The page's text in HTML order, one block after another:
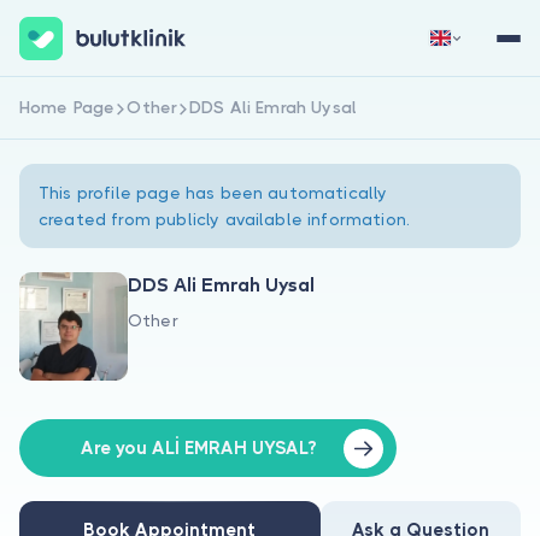
About Us
For Doctors
Sign Up Now
Home Page Other DDS Ali Emrah Uysal
This profile page has been automatically
created from publicly available information.
DDS Ali Emrah Uysal
Other
Are you ALİ EMRAH UYSAL?
Book Appointment Ask a Question